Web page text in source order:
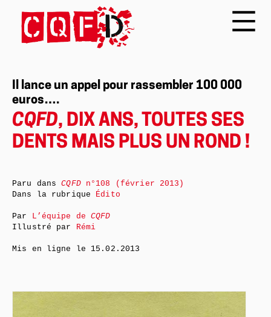
Il lance un appel pour rassembler 100 000
euros….
CQFD, DIX ANS, TOUTES SES
DENTS MAIS PLUS UN ROND !
Paru dansCQFDn°108 (février 2013)
Dans la rubrique Édito
Par L’équipe deCQFD
Illustré par Rémi
Mis en ligne le 15.02.2013